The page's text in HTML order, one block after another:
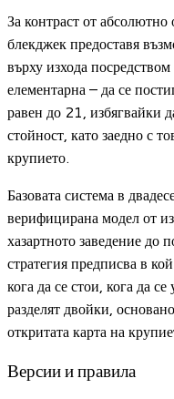
За контраст от
блекджек предоставя
върху изхода
елементарна – да се
равен до 21, избягвайки
стойност, като заедно с
крупието.
Базовата система в
верифицирана модел от
хазартното заведение до
стратегия предписва в
кога да се стои, кога да
разделят двойки,
откритата карта на
Версии и правила